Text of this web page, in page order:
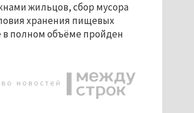
жильцов, сбор мусора
хранения пищевых
полном объёме пройден